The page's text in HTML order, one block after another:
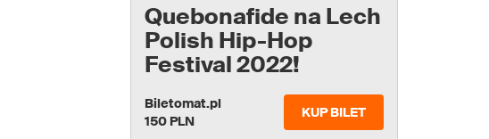
Quebonafide na Lech
Polish Hip-Hop
Festival 2022!
Biletomat.pl
150 PLN
KUP BILET